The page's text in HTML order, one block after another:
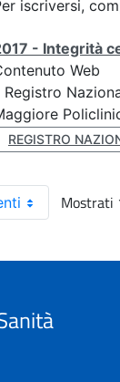
iscriversi,
- Integrità
Web
Registro
REGISTRO
Mostrati